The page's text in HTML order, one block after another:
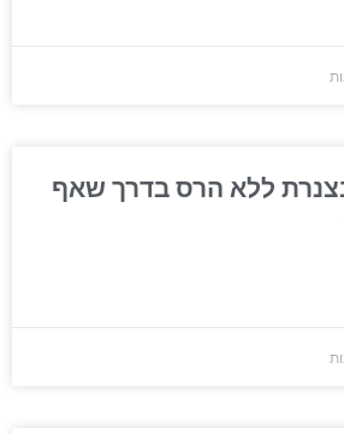
בצנרת ללא הרס בדרך שאף